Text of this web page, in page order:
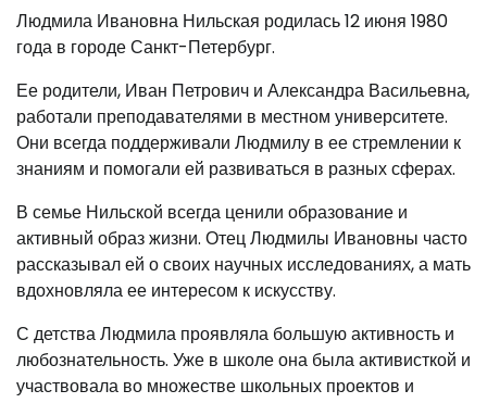
Людмила Ивановна Нильская родилась 12 июня 1980
года в городе Санкт-Петербург.
Ее родители, Иван Петрович и Александра Васильевна,
работали преподавателями в местном университете.
Они всегда поддерживали Людмилу в ее стремлении к
знаниям и помогали ей развиваться в разных сферах.
В семье Нильской всегда ценили образование и
активный образ жизни. Отец Людмилы Ивановны часто
рассказывал ей о своих научных исследованиях, а мать
вдохновляла ее интересом к искусству.
С детства Людмила проявляла большую активность и
любознательность. Уже в школе она была активисткой и
участвовала во множестве школьных проектов и